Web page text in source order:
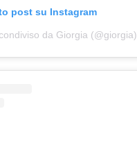
post su Instagram
da Giorgia (@giorgia)